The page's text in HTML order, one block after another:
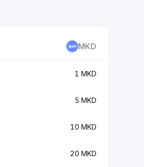
MKD
1 MKD
5 MKD
10 MKD
20 MKD